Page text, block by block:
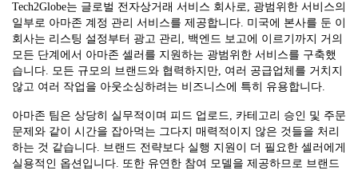
Tech2Globe는 글로벌 전자상거래 서비스 회사로, 광범위한 서비스의
일부로 아마존 계정 관리 서비스를 제공합니다. 미국에 본사를 둔 이
회사는 리스팅 설정부터 광고 관리, 백엔드 보고에 이르기까지 거의
모든 단계에서 아마존 셀러를 지원하는 광범위한 서비스를 구축했
습니다. 모든 규모의 브랜드와 협력하지만, 여러 공급업체를 거치지
않고 여러 작업을 아웃소싱하려는 비즈니스에 특히 유용합니다.
아마존 팀은 상당히 실무적이며 피드 업로드, 카테고리 승인 및 주문
문제와 같이 시간을 잡아먹는 그다지 매력적이지 않은 것들을 처리
하는 것 같습니다. 브랜드 전략보다 실행 지원이 더 필요한 셀러에게
실용적인 옵션입니다. 또한 유연한 참여 모델을 제공하므로 브랜드